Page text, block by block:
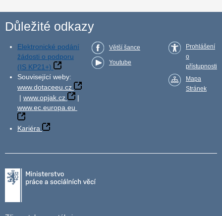
Důležité odkazy
Elektronické podání
žádosti o podporu
(IS KP21+)
Související weby:
www.dotaceeu.cz
| www.opjak.cz
|
www.ec.europa.eu
Kariéra
Větší šance
Youtube
Prohlášení
o
přístupnosti
Mapa
Stránek